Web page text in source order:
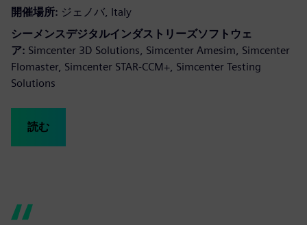
開催場所: ジェノバ, Italy
シーメンスデジタルインダストリーズソフトウェ
ア: Simcenter 3D Solutions, Simcenter Amesim, Simcenter
Flomaster, Simcenter STAR-CCM+, Simcenter Testing
Solutions
読む